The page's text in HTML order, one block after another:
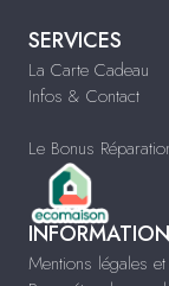
SERVICES
La Carte Cadeau
Infos & Contact
Le Bonus
Mentions légales